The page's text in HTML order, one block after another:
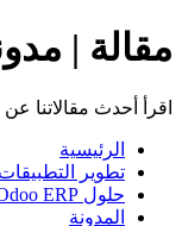
مقالة |
اقرأ أحدث مقالاتنا
الرئيسية
تطوير
حلول Odoo ERP
المدونة